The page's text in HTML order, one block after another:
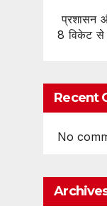
प्रशासन
8 विकेट से
Recent
No